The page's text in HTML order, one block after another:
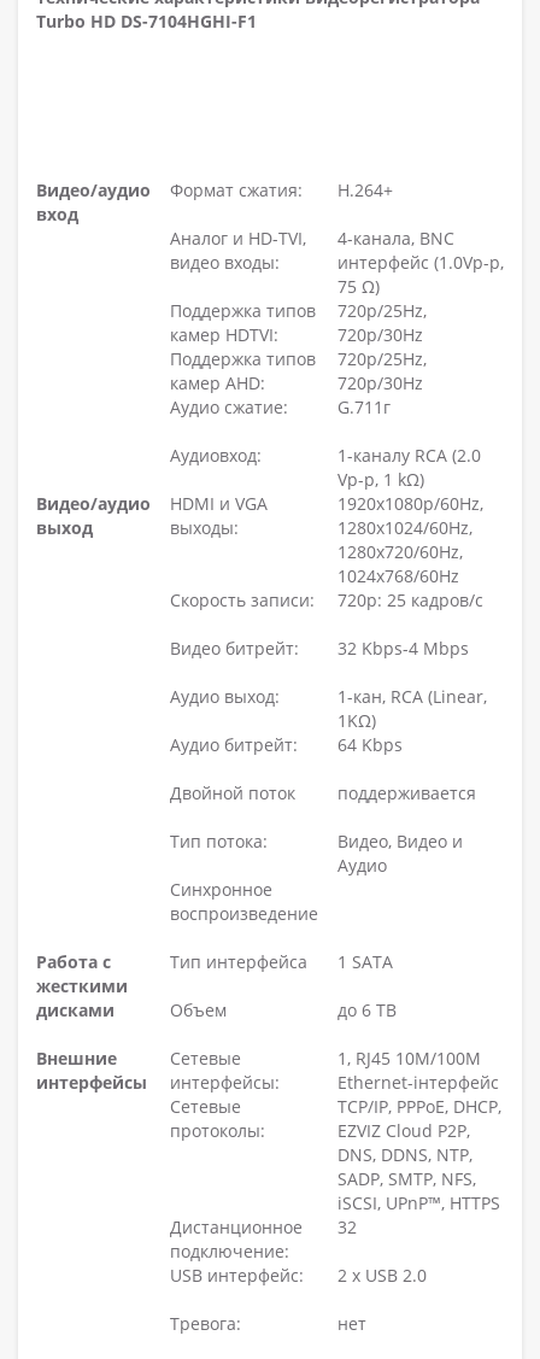
Turbo HD DS-7104HGHI-F1
Видео/аудио
вход
Формат сжатия: H.264+
Аналог и HD-TVI,
видео входы:
4-канала, BNC
интерфейс (1.0Vp-p,
75 Ω)
Поддержка типов
камер HDTVI:
720p/25Hz,
720p/30Hz
Поддержка типов
камер AHD:
720p/25Hz,
720p/30Hz
Аудио сжатие:
G.711г
Аудиовход:
1-каналу RCA (2.0
Vp-p, 1 kΩ)
Видео/аудио
выход
HDMI и VGA
выходы:
1920х1080р/60Hz,
1280х1024/60Hz,
1280х720/60Hz,
1024х768/60Hz
Скорость записи:
720р: 25 кадров/с
Видео битрейт: 32 Kbps-4 Mbps
Аудио выход:
1-кан, RCA (Linear,
1KΩ)
Аудио битрейт:
64 Kbps
Двойной поток поддерживается
Тип потока:
Видео, Видео и
Аудио
Синхронное
воспроизведение
Работа с
жесткими
дисками
Тип интерфейса 1 SATA
Объем до 6 TB
Внешние
интерфейсы
Сетевые
интерфейсы:
1, RJ45 10M/100M
Ethernet-інтерфейс
Сетевые
протоколы:
TCP/IP, PPPoE, DHCP,
EZVIZ Cloud P2P,
DNS, DDNS, NTP,
SADP, SMTP, NFS,
iSCSI, UPnP™, HTTPS
Дистанционное
подключение:
32
USB интерфейс: 2 х USB 2.0
Тревога: нет